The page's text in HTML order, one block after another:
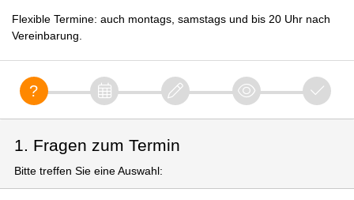
Flexible Termine: auch montags, samstags und bis 20 Uhr nach
Vereinbarung.
1. Fragen zum Termin
Bitte treffen Sie eine Auswahl: